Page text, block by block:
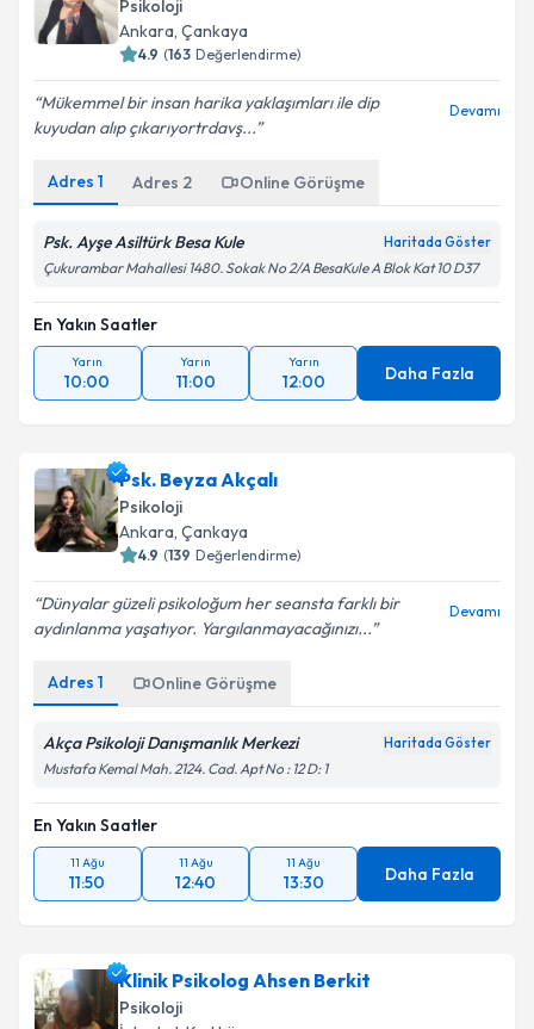
Psikoloji
Ankara, Çankaya
4.9 (163 Değerlendirme)
Mükemmel bir insan harika yaklaşımları ile dip
kuyudan alıp çıkarıyortrdavş...
Devamı
Adres 1 Adres 2 Online Görüşme
Psk. Ayşe Asiltürk Besa Kule Haritada Göster
Çukurambar Mahallesi 1480. Sokak No 2/A BesaKule A Blok Kat 10 D37
En Yakın Saatler
Yarın
10:00
Yarın
11:00
Yarın
12:00 Daha Fazla
Psk. Beyza Akçalı
Psikoloji
Ankara, Çankaya
4.9 (139 Değerlendirme)
Dünyalar güzeli psikoloğum her seansta farklı bir
aydınlanma yaşatıyor. Yargılanmayacağınızı...
Devamı
Adres 1 Online Görüşme
Akça Psikoloji Danışmanlık Merkezi Haritada Göster
Mustafa Kemal Mah. 2124. Cad. Apt No : 12 D: 1
En Yakın Saatler
11 Ağu
11:50
11 Ağu
12:40
11 Ağu
13:30 Daha Fazla
Klinik Psikolog Ahsen Berkit
Psikoloji